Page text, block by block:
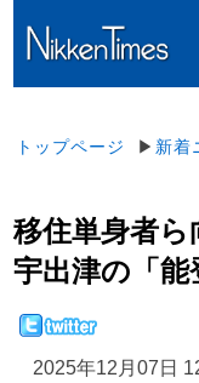
トップページ ▶ 新着
移住単身者
宇出津の「能
2025年12月07日